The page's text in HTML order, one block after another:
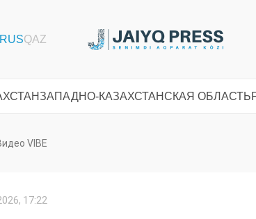
ЗАПАДНО-КАЗАХСТАНСКАЯ ОБЛАСТЬ
VIBE
17:22